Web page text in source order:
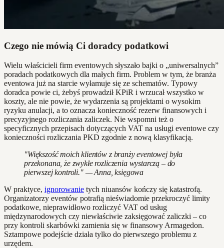
Czego nie mówią Ci doradcy podatkowi
Wielu właścicieli firm eventowych słyszało bajki o „uniwersalnych”
poradach podatkowych dla małych firm. Problem w tym, że branża
eventowa już na starcie wyłamuje się ze schematów. Typowy
doradca powie ci, żebyś prowadził KPiR i wrzucał wszystko w
koszty, ale nie powie, że wydarzenia są projektami o wysokim
ryzyku anulacji, a to oznacza konieczność rezerw finansowych i
precyzyjnego rozliczania zaliczek. Nie wspomni też o
specyficznych przepisach dotyczących VAT na usługi eventowe czy
konieczności rozliczania PKD zgodnie z nową klasyfikacją.
"Większość moich klientów z branży eventowej była
przekonana, że zwykłe rozliczenia wystarczą – do
pierwszej kontroli." — Anna, księgowa
W praktyce, ignorowanie tych niuansów kończy się katastrofą.
Organizatorzy eventów potrafią nieświadomie przekroczyć limity
podatkowe, nieprawidłowo rozliczyć VAT od usług
międzynarodowych czy niewłaściwie zaksięgować zaliczki – co
przy kontroli skarbówki zamienia się w finansowy Armagedon.
Sztampowe podejście działa tylko do pierwszego problemu z
urzędem.